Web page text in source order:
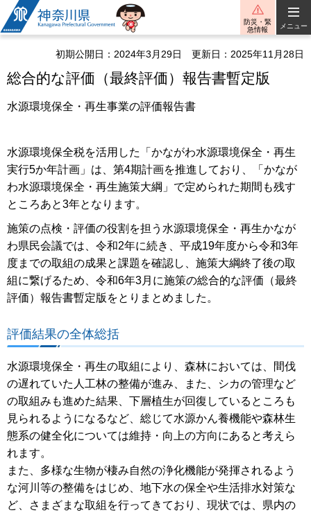
神奈川県
防災・緊
急情報
メニュー
初期公開日：2024年3月29日 更新日：2025年11月28日
総合的な評価（最終評価）報告書暫定版
水源環境保全・再生事業の評価報告書
水源環境保全税を活用した「かながわ水源環境保全・再生
実行5か年計画」は、第4期計画を推進しており、「かなが
わ水源環境保全・再生施策大綱」で定められた期間も残す
ところあと3年となります。
施策の点検・評価の役割を担う水源環境保全・再生かなが
わ県民会議では、令和2年に続き、平成19年度から令和3年
度までの取組の成果と課題を確認し、施策大綱終了後の取
組に繋げるため、令和6年3月に施策の総合的な評価（最終
評価）報告書暫定版をとりまとめました。
評価結果の全体総括
水源環境保全・再生の取組により、森林においては、間伐
の遅れていた人工林の整備が進み、また、シカの管理など
の取組みも進めた結果、下層植生が回復しているところも
見られるようになるなど、総じて水源かん養機能や森林生
態系の健全化については維持・向上の方向にあると考えら
れます。
また、多様な生物が棲み自然の浄化機能が発揮されるよう
な河川等の整備をはじめ、地下水の保全や生活排水対策な
ど、さまざまな取組を行ってきており、現状では、県内の